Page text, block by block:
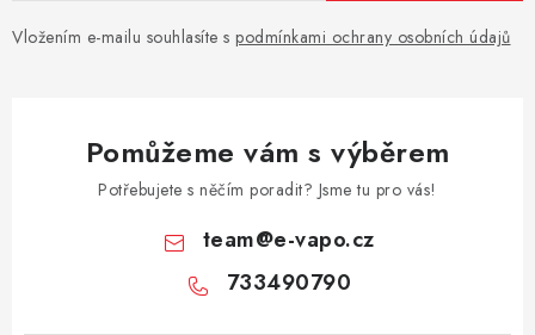
Vložením e-mailu souhlasíte s podmínkami ochrany osobních údajů
Pomůžeme vám s výběrem
Potřebujete s něčím poradit? Jsme tu pro vás!
team@e-vapo.cz
733490790